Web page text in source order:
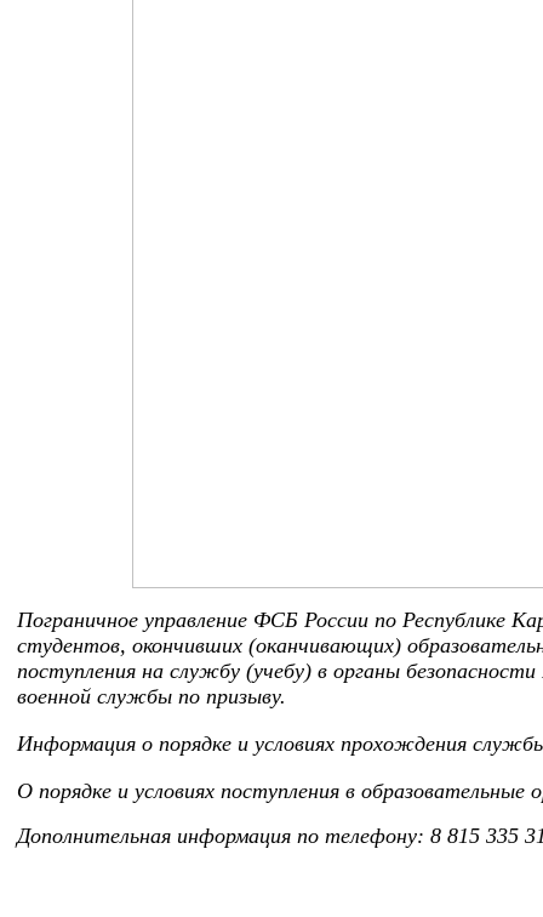
Пограничное управление ФСБ России по Республике
студентов, окончивших (оканчивающих)
поступления на службу (учебу) в органы
военной службы по призыву.
Информация о порядке и условиях прохождения
О порядке и условиях поступления в
Дополнительная информация по телефону: 8 815 335